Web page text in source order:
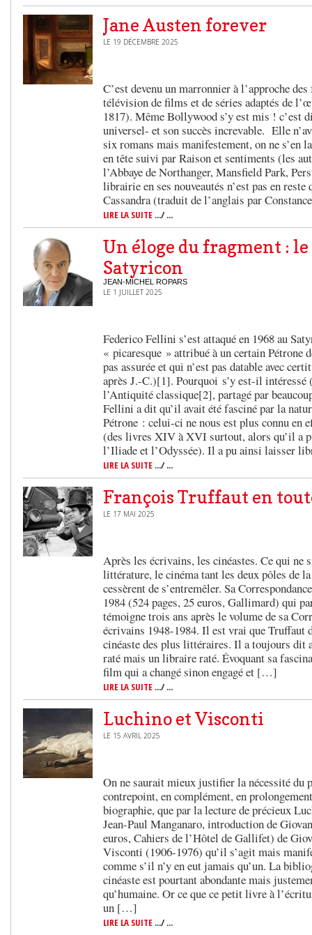
Jane Austen forever
LE 19 DÉCEMBRE 2025
C’est devenu un marronnier à l’approche
télévision de films et de séries adaptés de
1817). Même Bollywood s’y est mis ! c’est
universel- et son succès increvable. Elle
six romans mais manifestement, on ne s’en
en tête suivi par Raison et sentiments (les
l’Abbaye de Northanger, Mansfield Park,
librairie en ses nouveautés n’est pas en
Cassandra (traduit de l’anglais par
LIRE LA SUITE .../ ...
Un éloge du fragment :
Satyricon
JEAN-MICHEL ROPARS
LE 1 JUILLET 2025
Federico Fellini s’est attaqué en 1968 au
« picaresque » attribué à un certain Pétrone
pas assurée et qui n’est pas datable avec
après J.-C.)[1]. Pourquoi s’y est-il intéressé
l’Antiquité classique[2], partagé par
Fellini a dit qu’il avait été fasciné par la
Pétrone : celui-ci ne nous est plus connu en
(des livres XIV à XVI surtout, alors qu’il a
l’Iliade et l’Odyssée). Il a pu ainsi laisser
LIRE LA SUITE .../ ...
François Truffaut en
LE 17 MAI 2025
Après les écrivains, les cinéastes. Ce qui ne
littérature, le cinéma tant les deux pôles de
cessèrent de s’entremêler. Sa
1984 (524 pages, 25 euros, Gallimard) qui
témoigne trois ans après le volume de sa
écrivains 1948-1984. Il est vrai que Truffaut
cinéaste des plus littéraires. Il a toujours dit
raté mais un libraire raté. Évoquant sa
film qui a changé sinon engagé et […]
LIRE LA SUITE .../ ...
Luchino et Visconti
LE 15 AVRIL 2025
On ne saurait mieux justifier la nécessité du
contrepoint, en complément, en
biographie, que par la lecture de précieux
Jean-Paul Manganaro, introduction de
euros, Cahiers de l’Hôtel de Gallifet) de
Visconti (1906-1976) qu’il s’agit mais
comme s’il n’y en eut jamais qu’un. La
cinéaste est pourtant abondante mais
qu’humaine. Or ce que ce petit livre à
un […]
LIRE LA SUITE .../ ...